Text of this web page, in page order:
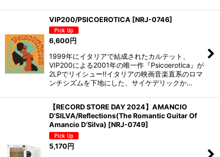
VIP200/PSICOEROTICA [NRJ-0746]
6,600円
1999年にイタリアで結成されたカルテット、
VIP200による2001年の唯一作『Psicoerotica』が
2LPでリイシュー!!イタリアの映画音楽直系のロマ
ンチシズムを下地にした、サイケデリックか…
【RECORD STORE DAY 2024】AMANCIO
D'SILVA/Reflections(The Romantic Guitar Of
Amancio D’Silva) [NRJ-0749]
5,170円